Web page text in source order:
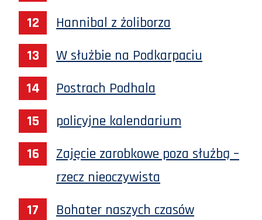
Hannibal z żoliborza
W służbie na Podkarpaciu
Postrach Podhala
policyjne kalendarium
Zajęcie zarobkowe poza służbą –
rzecz nieoczywista
Bohater naszych czasów